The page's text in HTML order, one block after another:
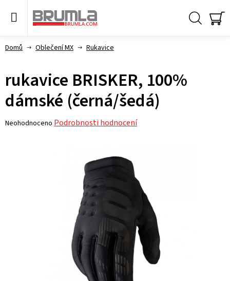
Domů Oblečení MX Rukavice
rukavice BRISKER, 100%
dámské (černá/šedá)
Průměrné
Neohodnoceno Podrobnosti hodnocení